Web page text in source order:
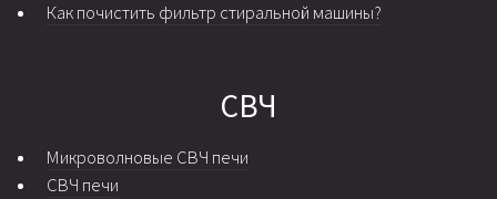
Как почистить фильтр стиральной машины?
СВЧ
Микроволновые СВЧ печи
СВЧ печи